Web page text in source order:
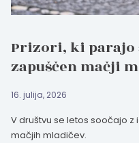
Prizori, ki parajo
zapuščen mačji
16. julija, 2026
V društvu se letos soočajo
mačjih mladičev.